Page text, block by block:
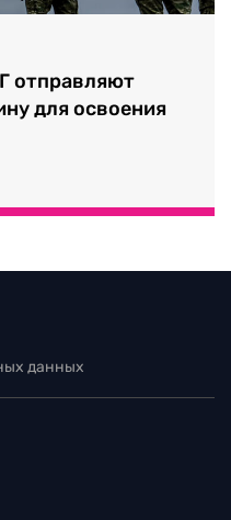
отправляют
для освоения
данных